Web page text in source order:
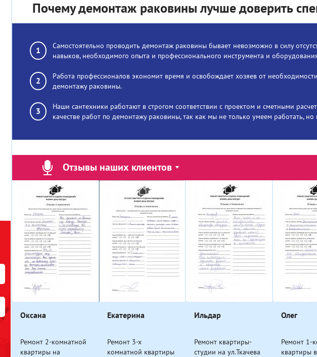
Почему демонтаж раковины лучше доверить
Самостоятельно проводить демонтаж раковины бывает невозможно в силу
навыков, необходимого опыта и профессионального инструмента и
Работа профессионалов экономит время и освобождает хозяев от
демонтажу раковины.
Наши сантехники работают в строгом соответствии с проектом и сметными
качестве работ по демонтажу раковины, так как мы не только умеем работать,
Отзывы наших клиентов
Оксана
Ремонт 2-комнатной
квартиры на
Екатерина
Ремонт 3-х
комнатной квартиры
Ильдар
Ремонт квартиры-
студии на ул.Ткачева
Олег
Ремонт 1-
квартиры в